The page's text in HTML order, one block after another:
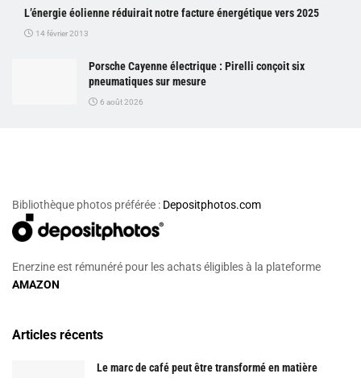
L’énergie éolienne réduirait notre facture énergétique vers 2025
14 février 2013
Porsche Cayenne électrique : Pirelli conçoit six
pneumatiques sur mesure
6 août 2026
Bibliothèque photos préférée : Depositphotos.com
Enerzine est rémunéré pour les achats éligibles à la plateforme
AMAZON
Articles récents
Le marc de café peut être transformé en matière